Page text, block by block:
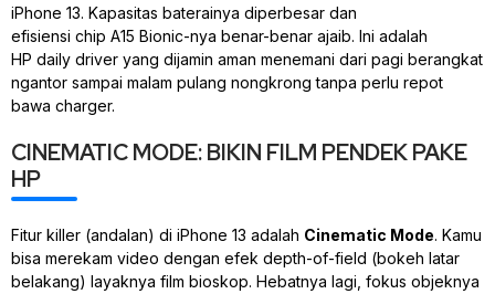
iPhone 13. Kapasitas baterainya diperbesar dan
efisiensi chip A15 Bionic-nya benar-benar ajaib. Ini adalah
HP daily driver yang dijamin aman menemani dari pagi berangkat
ngantor sampai malam pulang nongkrong tanpa perlu repot
bawa charger.
CINEMATIC MODE: BIKIN FILM PENDEK PAKE
HP
Fitur killer (andalan) di iPhone 13 adalah Cinematic Mode. Kamu
bisa merekam video dengan efek depth-of-field (bokeh latar
belakang) layaknya film bioskop. Hebatnya lagi, fokus objeknya